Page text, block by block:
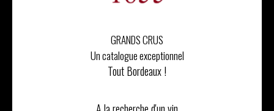
GRANDS CRUS
Un catalogue exceptionnel
Tout Bordeaux !